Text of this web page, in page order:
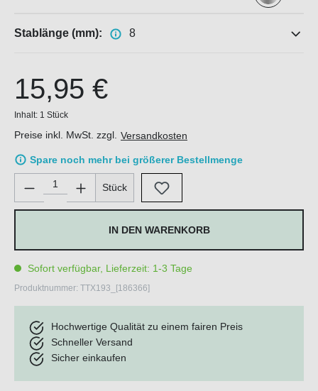
Stablänge (mm): 8
15,95 €
Inhalt: 1 Stück
Preise inkl. MwSt. zzgl. Versandkosten
Spare noch mehr bei größerer Bestellmenge
Produkt Anzahl: Gib den gewünschten Wert ein oder
Stück
IN DEN WARENKORB
Sofort verfügbar, Lieferzeit: 1-3 Tage
Produktnummer: TTX193_[186366]
Hochwertige Qualität zu einem fairen Preis
Schneller Versand
Sicher einkaufen